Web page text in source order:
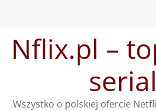
treściNflix.pl –
Wszystko o polskiej ofercie